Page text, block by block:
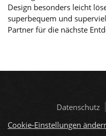
Design besonders leicht
superbequem und
Partner für die nächste
Datenschutz
Cookie-Einstellungen